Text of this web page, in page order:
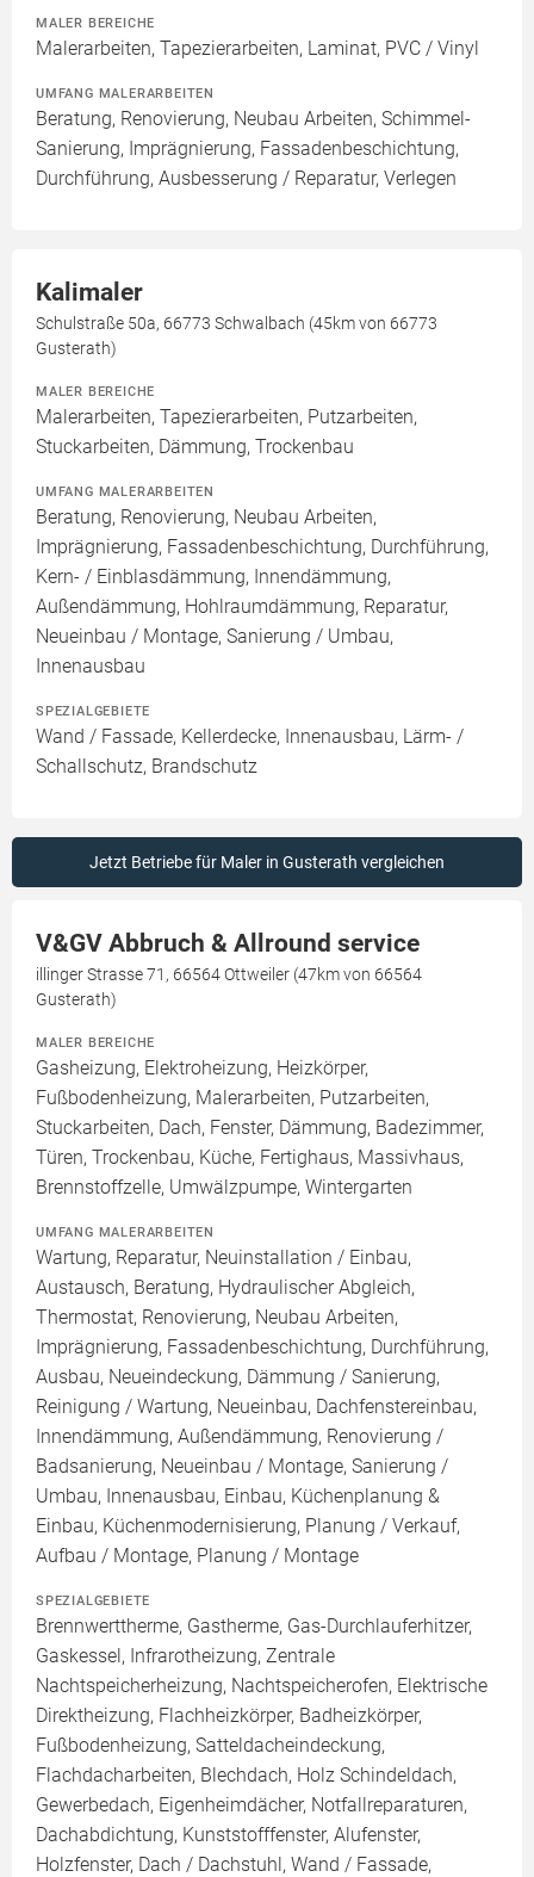
MALER BEREICHE
Malerarbeiten, Tapezierarbeiten, Laminat, PVC / Vinyl
UMFANG MALERARBEITEN
Beratung, Renovierung, Neubau Arbeiten, Schimmel-
Sanierung, Imprägnierung, Fassadenbeschichtung,
Durchführung, Ausbesserung / Reparatur, Verlegen
Kalimaler
Schulstraße 50a, 66773 Schwalbach (45km von 66773
Gusterath)
MALER BEREICHE
Malerarbeiten, Tapezierarbeiten, Putzarbeiten,
Stuckarbeiten, Dämmung, Trockenbau
UMFANG MALERARBEITEN
Beratung, Renovierung, Neubau Arbeiten,
Imprägnierung, Fassadenbeschichtung, Durchführung,
Kern- / Einblasdämmung, Innendämmung,
Außendämmung, Hohlraumdämmung, Reparatur,
Neueinbau / Montage, Sanierung / Umbau,
Innenausbau
SPEZIALGEBIETE
Wand / Fassade, Kellerdecke, Innenausbau, Lärm- /
Schallschutz, Brandschutz
Jetzt Betriebe für Maler in Gusterath vergleichen
V&GV Abbruch & Allround service
illinger Strasse 71, 66564 Ottweiler (47km von 66564
Gusterath)
MALER BEREICHE
Gasheizung, Elektroheizung, Heizkörper,
Fußbodenheizung, Malerarbeiten, Putzarbeiten,
Stuckarbeiten, Dach, Fenster, Dämmung, Badezimmer,
Türen, Trockenbau, Küche, Fertighaus, Massivhaus,
Brennstoffzelle, Umwälzpumpe, Wintergarten
UMFANG MALERARBEITEN
Wartung, Reparatur, Neuinstallation / Einbau,
Austausch, Beratung, Hydraulischer Abgleich,
Thermostat, Renovierung, Neubau Arbeiten,
Imprägnierung, Fassadenbeschichtung, Durchführung,
Ausbau, Neueindeckung, Dämmung / Sanierung,
Reinigung / Wartung, Neueinbau, Dachfenstereinbau,
Innendämmung, Außendämmung, Renovierung /
Badsanierung, Neueinbau / Montage, Sanierung /
Umbau, Innenausbau, Einbau, Küchenplanung &
Einbau, Küchenmodernisierung, Planung / Verkauf,
Aufbau / Montage, Planung / Montage
SPEZIALGEBIETE
Brennwerttherme, Gastherme, Gas-Durchlauferhitzer,
Gaskessel, Infrarotheizung, Zentrale
Nachtspeicherheizung, Nachtspeicherofen, Elektrische
Direktheizung, Flachheizkörper, Badheizkörper,
Fußbodenheizung, Satteldacheindeckung,
Flachdacharbeiten, Blechdach, Holz Schindeldach,
Gewerbedach, Eigenheimdächer, Notfallreparaturen,
Dachabdichtung, Kunststofffenster, Alufenster,
Holzfenster, Dach / Dachstuhl, Wand / Fassade,